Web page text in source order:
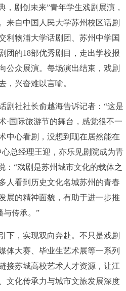
剧创未来”青年学生戏剧展演，
来自中国人民大学苏州校区话剧
利物浦大学话剧团、苏州中学国
团的18部优秀剧目，走出学校报
公众展演。每场演出结束，戏剧
，兴奋难以言喻。
社社长俞越海告诉记者：“这是
·国际旅游节的舞台，感觉很不一
中心看剧，没想到现在居然能在
总经理王迎，亦乐见剧院成为青
：“戏剧是苏州城市文化的载体之
人看到历史文化名城苏州的青春
展的精神面貌，有助于进一步推
与传承。”
，实现双向奔赴。不只是戏剧
体大赛、毕业生艺术展等一系列
接苏城高校艺术人才资源，让江
文化传承力与城市文旅发展深度